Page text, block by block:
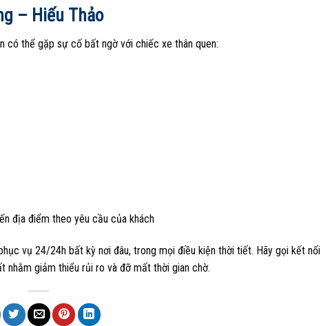
– Hiếu Thảo
có thể gặp sự cố bất ngờ với chiếc xe thân quen:
địa điểm theo yêu cầu của khách
vụ 24/24h bất kỳ nơi đâu, trong mọi điều kiện thời tiết. Hãy gọi kết nối
nhằm giảm thiểu rủi ro và đỡ mất thời gian chờ.